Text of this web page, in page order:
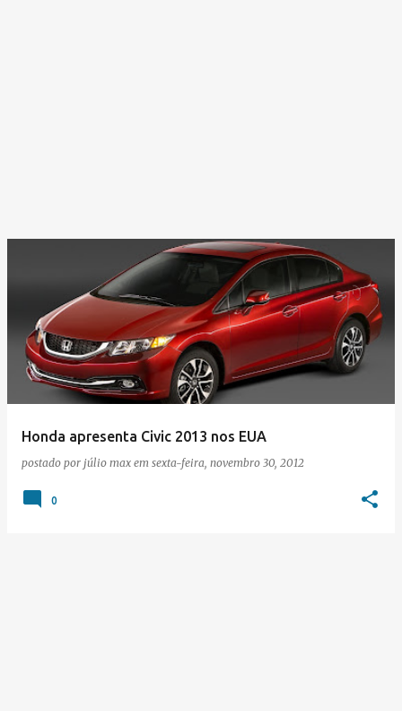
Honda apresenta Civic 2013 nos EUA
postado por júlio max em sexta-feira, novembro 30, 2012
0